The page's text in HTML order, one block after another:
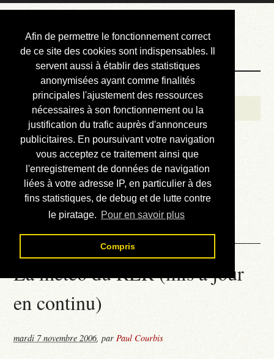
Afin de permettre le fonctionnement correct
de ce site des cookies sont indispensables. Il
servent aussi à établir des statistiques
anonymisées ayant comme finalités
principales l'ajustement des ressources
nécessaires à son fonctionnement ou la
justification du trafic auprès d'annonceurs
publicitaires. En poursuivant votre navigation
vous acceptez ce traitement ainsi que
l'enregistrement de données de navigation
liées à votre adresse IP, en particulier à des
fins statistiques, de debug et de lutte contre
le piratage. Pour en savoir plus
Compris
Courbis, « LE »
Blog Officiel
Bienvenue
Réalisations
Divers (et d’été)
Annonces
Liens externes
Téléchargement
Contact
La météo du RER (mis à jour
en continu)
mardi 7 novembre 2006,parPaul Courbis